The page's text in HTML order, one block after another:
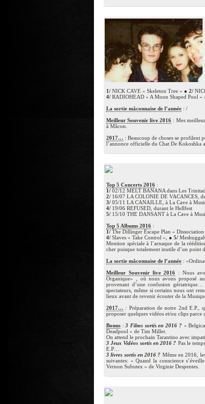
1/ NICK CAVE « Skeleton Tree » ● 2/
4/ RADIOHEAD « A Moon Shaped Pool »
La sortie mâconnaise de l’année : /
Meilleur Souvenir live 2016 : Mes
à Mâcon.
2017… : Beaucoup de choses se profilent
l’annonce officielle du Chat De Kokoshka
Top 5 Concerts 2016 :
1/ 02/12 MELT BANANA dans Les
2/ 16/07 LA COLONIE DE VACANCES,
3/ 05/11 LA CANAILLE, à La Cave à
4/ 19/06 REFUSED, durant le Hellfest
5/ 15/10 THE DANSANT à La Cave à
Top 5 Albums 2016 :
1/ The Dillinger Escape Plan «
4/ Slaves « Take Control », ● 5/
Mention spéciale à l’arnaque de la
cher puisque totalement inutile d’un point
La sortie mâconnaise de l’année :
Meilleur Souvenir live 2016 : Nous
Organique» , où nous avons proposé
provenant d’une confusion
spectateurs, même si certains nous ont
lieux avant de revenir écouter de la
2017… : Préparation de notre 2nd E.P.,
proposer quelques vidéos et/ou clips parce
Bonus :3 Films sortis en 2016 ? «
Deadpool » de Tim Miller.
On attend le prochain Tarantino avec
3 Jeux Vidéos sortis en 2016 ? Pas le
E.P…
3 livres sortis en 2016 ? Même en 2016,
suivantes: « Quand la conscience
Vernon Subutex » de Virginie Despentes.